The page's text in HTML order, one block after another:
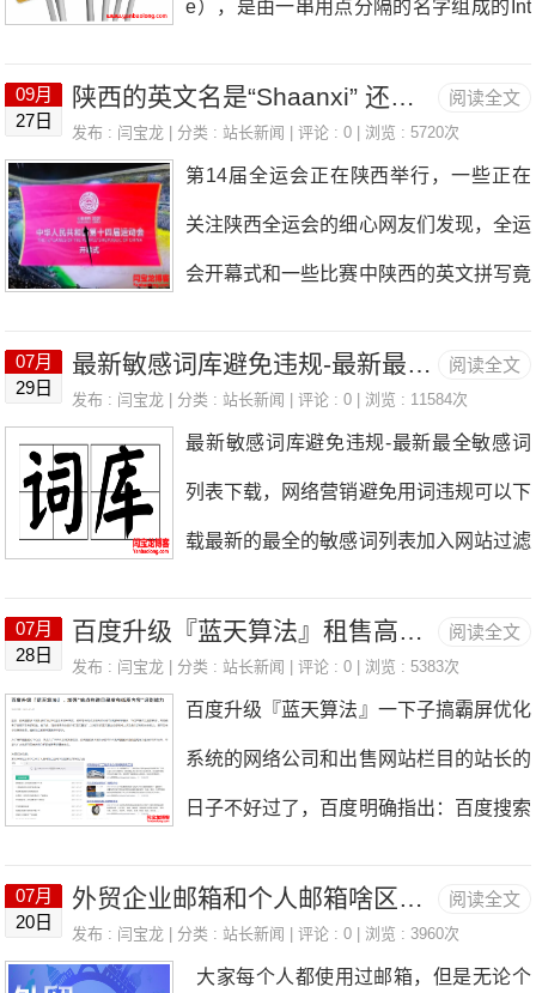
当用户在搜索相关关键词时，你的网站总
业、可靠的印象。久而久之，能够帮助建
低。 3、春节前注册商标，无积压、流
程快 例如1月份申请的商标如果没有审
核完成，绝对不可能先去审核2月份申请
的。再加上代理机构春节放假前，都会选
择将客户已经确定好的商标
e），是由一串用点分隔的名字组成的Int
称，用于在数据传输时对计算机的定位标
助企业的销售，通过网络直接帮助企业实
现产品的销售，企业可以利用网站来进行
宣传、产品资讯发布、招聘等。是企业通
向互联网的平台和门户，是企业开展网络
营销的重要条件。 以下几种选用域名的
阅读全文
09月
27日
陕西的英文名是“Shaanxi” 还是“Shanxi”？
发布 : 闫宝龙 | 分类 : 站长新闻 | 评论 : 0 | 浏览 : 5720次
第14届全运会正在陕西举行，一些正在
关注陕西全运会的细心网友们发现，全运
会开幕式和一些比赛中陕西的英文拼写竟
“Shaanxi”中有两个“a”。中国34个省级行
是没有声调符号的，这就经常会让大家傻
傻分不清，那么到底“Shanxi”代表的是陕
西省还是山西省呢？今年5月份，不少媒
体到陕西探访全运会筹备情况，还指出西
安市政部门在全运会宣传展示牌上将陕西
误的英文拼写。哈哈！你学会了吗？
阅读全文
07月
29日
最新敏感词库避免违规-最新最全敏感词列表下载
发布 : 闫宝龙 | 分类 : 站长新闻 | 评论 : 0 | 浏览 : 11584次
最新敏感词库避免违规-最新最全敏感词
列表下载，网络营销避免用词违规可以下
载最新的最全的敏感词列表加入网站过滤
阅读全文
07月
28日
百度升级『蓝天算法』租售高权重网站栏目的站长日子不好过了！
发布 : 闫宝龙 | 分类 : 站长新闻 | 评论 : 0 | 浏览 : 5383次
百度升级『蓝天算法』一下子搞霸屏优化
系统的网络公司和出售网站栏目的站长的
日子不好过了，百度明确指出：百度搜索
虚假等与站点主题无关内容”的现象有所
阅读全文
07月
20日
外贸企业邮箱和个人邮箱啥区别？做外贸应不应该开通企业邮箱
发布 : 闫宝龙 | 分类 : 站长新闻 | 评论 : 0 | 浏览 : 3960次
大家每个人都使用过邮箱，但是无论个